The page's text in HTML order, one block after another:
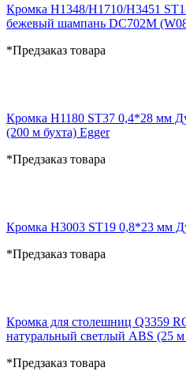
Кромка H1348/H1710/H3451
бежевый шампань DC702M
*Предзаказ товара
Кромка H1180 ST37 0,4*28 мм
(200 м бухта) Egger
*Предзаказ товара
Кромка H3003 ST19 0,8*23 мм
*Предзаказ товара
Кромка для столешниц Q3359
натуральный светлый ABS (25 м
*Предзаказ товара